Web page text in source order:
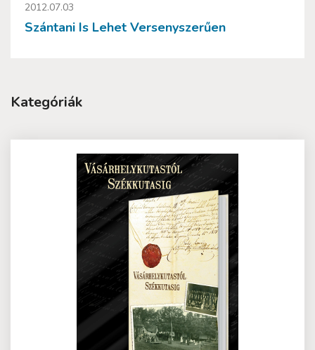
2012.07.03
Szántani Is Lehet Versenyszerűen
Kategóriák